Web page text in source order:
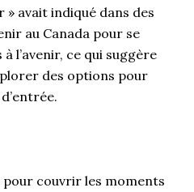
» avait indiqué dans des
au Canada pour se
l’avenir, ce qui suggère
des options pour
couvrir les moments